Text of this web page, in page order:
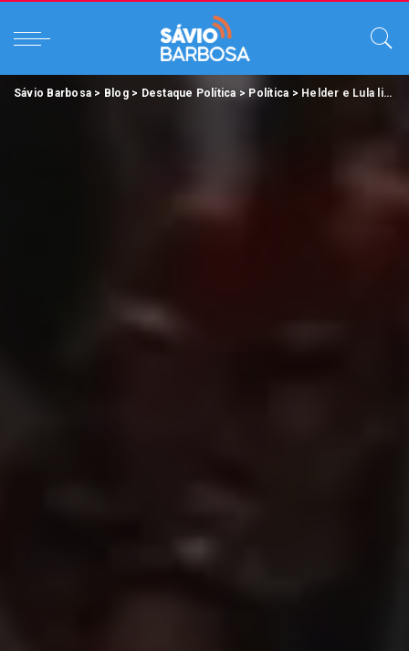
Sávio Barbosa > Blog> Destaque Política > Política > Helder e Lula lideram preferência dos eleitores na grande Belém.